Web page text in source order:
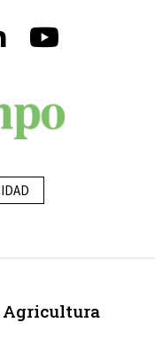
Agricultura